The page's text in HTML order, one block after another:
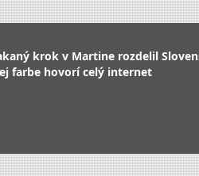
krok v Martine rozdelil
farbe hovorí celý internet